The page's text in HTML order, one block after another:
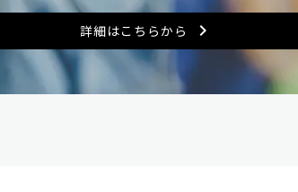
詳細はこちらから